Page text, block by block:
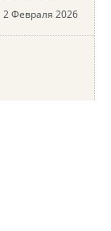
2 Февраля 2026